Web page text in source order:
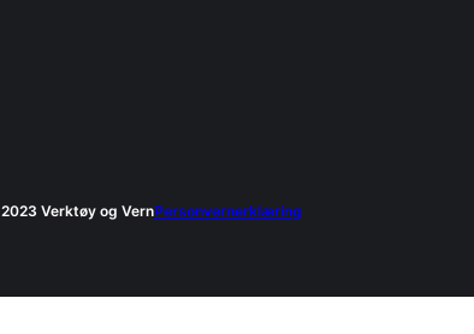
2023 Verktøy og VernPersonvernerklæring